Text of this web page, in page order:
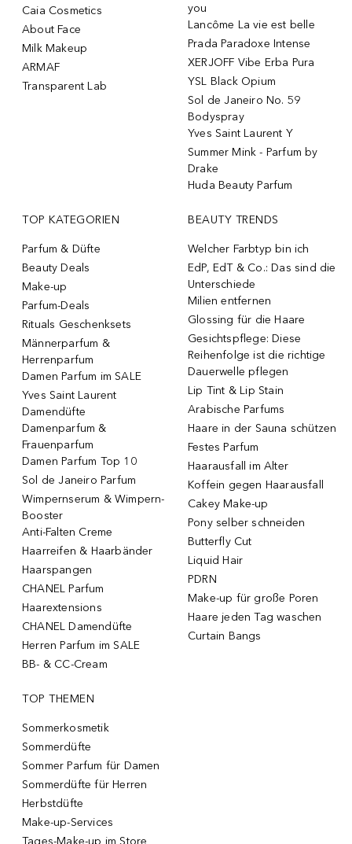
Caia Cosmetics
About Face
Milk Makeup
ARMAF
Transparent Lab
you
Lancôme La vie est belle
Prada Paradoxe Intense
XERJOFF Vibe Erba Pura
YSL Black Opium
Sol de Janeiro No. 59
Bodyspray
Yves Saint Laurent Y
Summer Mink - Parfum by
Drake
Huda Beauty Parfum
TOP KATEGORIEN
Parfum & Düfte
Beauty Deals
Make-up
Parfum-Deals
Rituals Geschenksets
Männerparfum &
Herrenparfum
Damen Parfum im SALE
Yves Saint Laurent
Damendüfte
Damenparfum &
Frauenparfum
Damen Parfum Top 10
Sol de Janeiro Parfum
Wimpernserum & Wimpern-
Booster
Anti-Falten Creme
Haarreifen & Haarbänder
Haarspangen
CHANEL Parfum
Haarextensions
CHANEL Damendüfte
Herren Parfum im SALE
BB- & CC-Cream
BEAUTY TRENDS
Welcher Farbtyp bin ich
EdP, EdT & Co.: Das sind die
Unterschiede
Milien entfernen
Glossing für die Haare
Gesichtspflege: Diese
Reihenfolge ist die richtige
Dauerwelle pflegen
Lip Tint & Lip Stain
Arabische Parfums
Haare in der Sauna schützen
Festes Parfum
Haarausfall im Alter
Koffein gegen Haarausfall
Cakey Make-up
Pony selber schneiden
Butterfly Cut
Liquid Hair
PDRN
Make-up für große Poren
Haare jeden Tag waschen
Curtain Bangs
TOP THEMEN
Sommerkosmetik
Sommerdüfte
Sommer Parfum für Damen
Sommerdüfte für Herren
Herbstdüfte
Make-up-Services
Tages-Make-up im Store